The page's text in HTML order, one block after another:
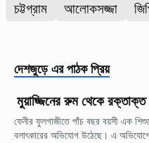
চট্টগ্রাম আলোকসজ্জা
দেশজুড়ে এর পাঠক প্রিয়
মুয়াজ্জিনের রুম থেকে
ফেনীর ফুলগাজীতে পাঁচ বছর বয়সী এক
বলাৎকারের অভিযোগ উঠেছে। এ